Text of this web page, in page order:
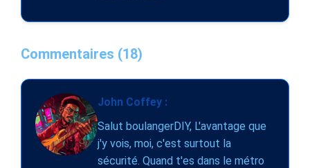
Commentaires (18)
John Coffey :
Salut boulangerDIY, L'avantage que
j'y vois, moi, c'est surtout la
sécurité. Quand t'es dans le métro